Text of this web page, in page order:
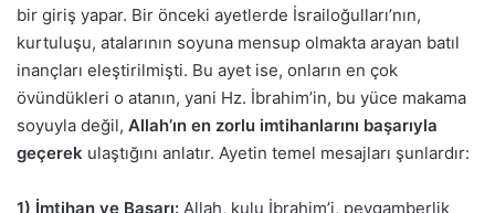
bir giriş yapar. Bir önceki ayetlerde İsrailoğulları’nın,
kurtuluşu, atalarının soyuna mensup olmakta arayan batıl
inançları eleştirilmişti. Bu ayet ise, onların en çok
övündükleri o atanın, yani Hz. İbrahim’in, bu yüce makama
soyuyla değil, Allah’ın en zorlu imtihanlarını başarıyla
geçerek ulaştığını anlatır. Ayetin temel mesajları şunlardır:
1) İmtihan ve Başarı: Allah, kulu İbrahim’i, peygamberlik